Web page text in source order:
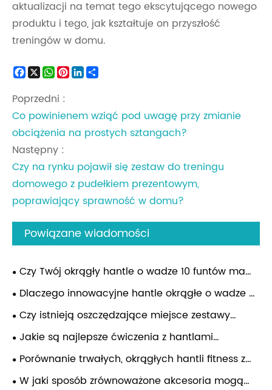
aktualizacji na temat tego ekscytującego nowego
produktu i tego, jak kształtuje on przyszłość
treningów w domu.
Facebook
X WhatsApp
Pinterest
LinkedIn
Poprzedni :
Co powinienem wziąć pod uwagę przy zmianie
obciążenia na prostych sztangach?
Następny :
Czy na rynku pojawił się zestaw do treningu
domowego z pudełkiem prezentowym,
poprawiający sprawność w domu?
Powiązane wiadomości
Czy Twój okrągły hantle o wadze 10 funtów ma
jednolitą konstrukcję, która zapobiega rdzewieniu i
zużyciu?
Dlaczego innowacyjne hantle okrągłe o wadze 5
funtów zmieniły reguły gry w przypadku treningów
w domu?
Czy istnieją oszczędzające miejsce zestawy
stojaków fitness do małych mieszkań?
Jakie są najlepsze ćwiczenia z hantlami
okrężnymi do utraty wagi
Porównanie trwałych, okrągłych hantli fitness z
tradycyjnymi konstrukcjami sześciokątnymi
W jaki sposób zrównoważone akcesoria mogą